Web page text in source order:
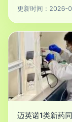
更新时间：2026-
迈英诺1类新药